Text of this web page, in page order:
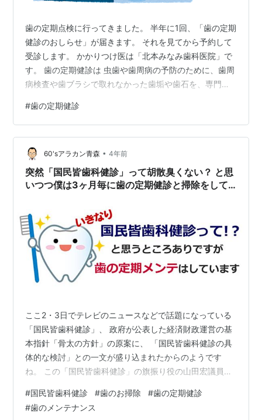
歯の定期点検に行ってきました。 半年に1回、「歯の定期
健診のおしらせ」が届きます。 それを見てから予約して
受診します。 かかりつけ医は「北本みなみ歯科医院」で
す。 歯の定期健診は 虫歯や歯周病の予防のために、歯周
病検査や歯ブラシで取れなかった歯垢や歯石を、専門の
て悪化する前に治療し、歯を長く健康に保つことを目的
としています。 定期点検は半年に一回です。 歯は大切で
す。 定期検診を受けることのメリットは 虫歯や歯周病の
早期発見につながります。 早期発見により、治療の負担
が軽減され、健康な歯を維持することができます。 定期
健診により、虫歯や歯周病…
#歯の定期健診
60'sアラカン青森 • 4年前
突然「国民皆歯科健診」って胡散臭くない？ と思
いつつ僕は3ヶ月毎に歯の定期健診と掃除をして
ここ2・3日でテレビのニュースなどで話題になっている
「国民皆歯科健診」、 政府が公表した経済財政運営の基
本指針「骨太の方針」の原案に、 「国民皆歯科健診の具
体的な検討」との一文が盛り込まれたからのようです
ね。 この「国民皆歯科健診」の旗振り役の山田宏議員
連盟が支援する候補として出馬とのこと。 まあ、そうい
う政治家と業界との思惑があってと言うのは、 やはりそ
#国民皆歯科健診 #歯のお掃除 #歯の定期健診
#歯のメンテナンス